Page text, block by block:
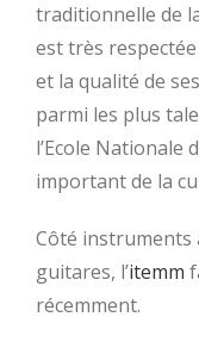
traditionnelle de
est très
et la qualité de
parmi les plus
l’Ecole Nationale
important de la
Côté instruments
guitares, l’itemm
récemment.